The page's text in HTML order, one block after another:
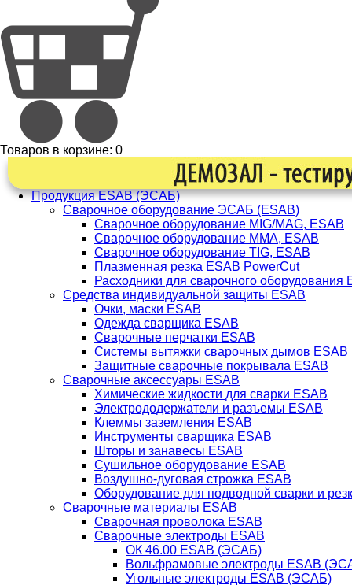
Товаров в корзине: 0
Продукция ESAB (ЭСАБ)
Сварочное оборудование ЭСАБ (ESAB)
Сварочное оборудование MIG/MAG, ESAB
Сварочное оборудование ММА, ESAB
Сварочное оборудование TIG, ESAB
Плазменная резка ESAB PowerCut
Расходники для сварочного оборудования
Средства индивидуальной защиты ESAB
Очки, маски ESAB
Одежда сварщика ESAB
Сварочные перчатки ESAB
Системы вытяжки сварочных дымов ESAB
Защитные сварочные покрывала ESAB
Сварочные аксессуары ESAB
Химические жидкости для сварки ESAB
Электрододержатели и разъемы ESAB
Клеммы заземления ESAB
Инструменты сварщика ESAB
Шторы и занавесы ESAB
Сушильное оборудование ESAB
Воздушно-дуговая строжка ESAB
Оборудование для подводной сварки и
Сварочные материалы ESAB
Сварочная проволока ESAB
Сварочные электроды ESAB
ОК 46.00 ESAB (ЭСАБ)
Вольфрамовые электроды ESAB
Угольные электроды ESAB (ЭСАБ)